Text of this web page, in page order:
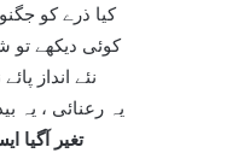
کيا ذرے کو
کوئی ديکھے تو
نئے انداز
يہ رعنائی ، يہ
تغير آگيا